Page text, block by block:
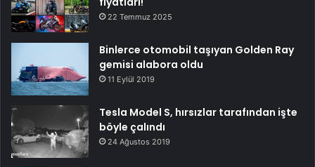
22 Temmuz 2025
Binlerce otomobil taşıyan Golden Ray
gemisi alabora oldu
11 Eylül 2019
Tesla Model S, hırsızlar tarafından işte
böyle çalındı
24 Ağustos 2019